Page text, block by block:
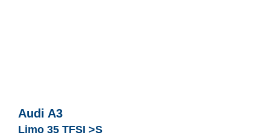
Audi A3
Limo 35 TFSI >S